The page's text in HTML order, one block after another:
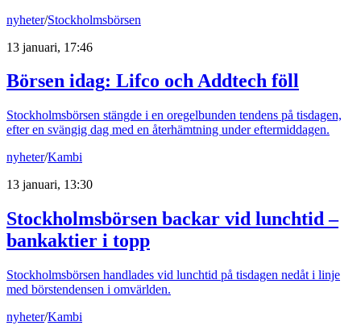
nyheter/Stockholmsbörsen
13 januari, 17:46
Börsen idag: Lifco och Addtech föll
Stockholmsbörsen stängde i en oregelbunden tendens på tisdagen,
efter en svängig dag med en återhämtning under eftermiddagen.
nyheter/Kambi
13 januari, 13:30
Stockholmsbörsen backar vid lunchtid –
bankaktier i topp
Stockholmsbörsen handlades vid lunchtid på tisdagen nedåt i linje
med börstendensen i omvärlden.
nyheter/Kambi